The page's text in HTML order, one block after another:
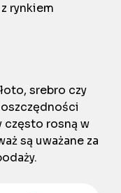
rynkiem
srebro czy
często rosną w
są uważane za